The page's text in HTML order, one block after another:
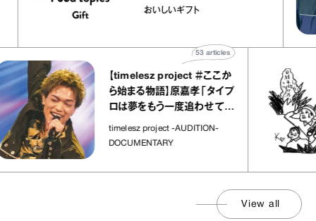
｜真野知子の「おいしいギフ
おいしいギフト
【timelesz project ＃ここか
ら始まる物語】原嘉孝「タイプ
ロは夢をもう一度追わせてく
れた場所」
timelesz project -AUDITION-
DOCUMENTARY
articles
View all